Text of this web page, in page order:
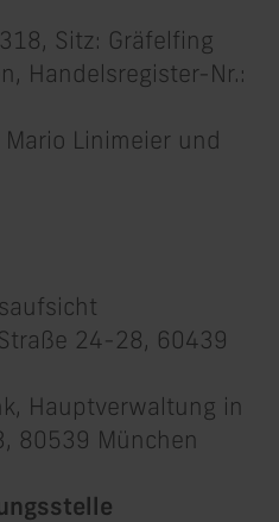
Sitz: Gräfelfing
Handelsregister-Nr.:
Linimeier und
24-28, 60439
Hauptverwaltung in
80539 München